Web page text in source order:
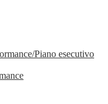
Piano esecutivo